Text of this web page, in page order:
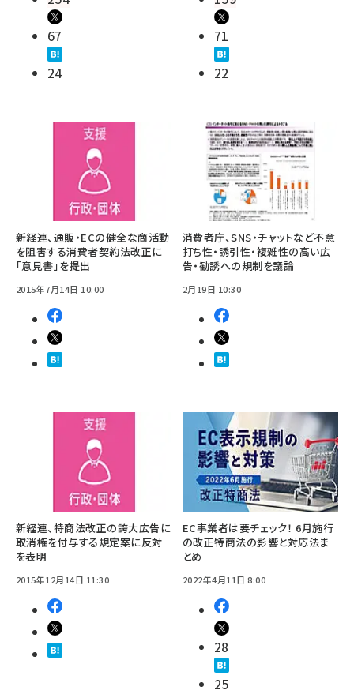
67
24
71
22
新経連、通販・ECの健全な商活動
を阻害する消費者契約法改正に
「意見書」を提出
2015年7月14日 10:00
消費者庁、SNS・チャットなど不意
打ち性・誘引性・複雑性の高い広
告・勧誘への規制を議論
2月19日 10:30
新経連、特商法改正の誇大広告に
取消権を付与する規定案に反対
を表明
2015年12月14日 11:30
EC事業者は要チェック！ 6月施行
の改正特商法の影響と対応法ま
とめ
2022年4月11日 8:00
28
25